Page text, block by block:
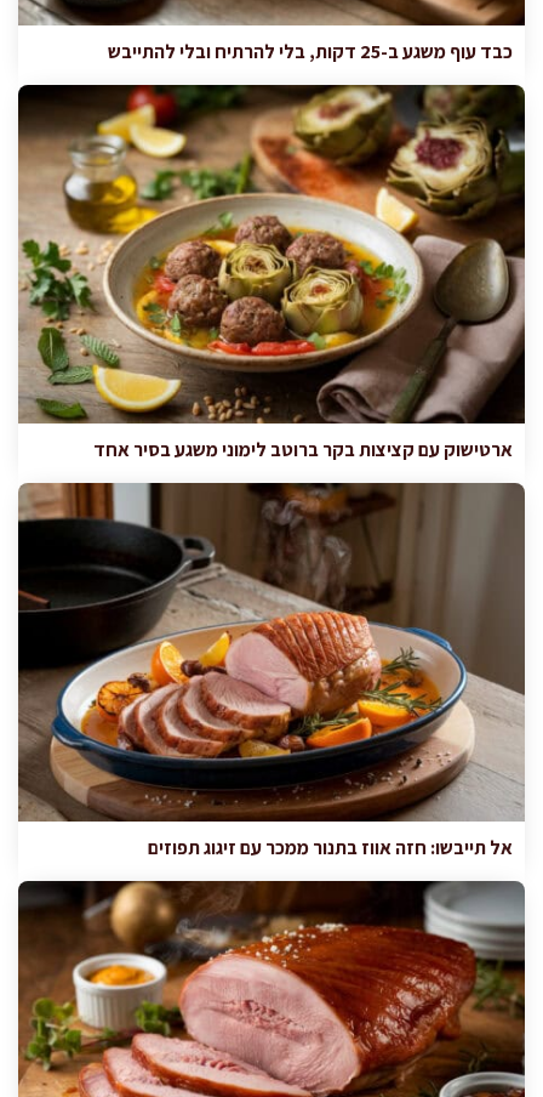
כבד עוף משגע ב-25 דקות, בלי להרתיח ובלי להתייבש
ארטישוק עם קציצות בקר ברוטב לימוני משגע בסיר אחד
אל תייבשו: חזה אווז בתנור ממכר עם זיגוג תפוזים